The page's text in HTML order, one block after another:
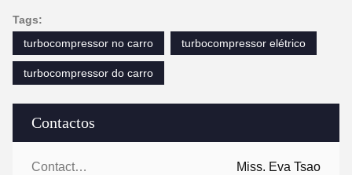
Contactos
Contactos: Miss. Eva Tsao
Tags:
turbocompressor no carro
turbocompressor elétrico
turbocompressor do carro